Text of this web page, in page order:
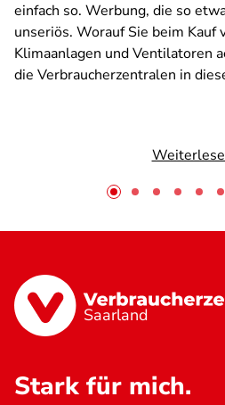
einfach so. Werbung, die so
unseriös. Worauf Sie beim Kauf
Klimaanlagen und Ventilatoren
die Verbraucherzentralen in
Saarland
Stark für mich.